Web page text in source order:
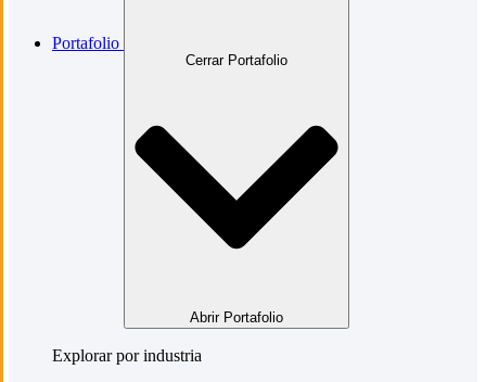
Portafolio
Cerrar Portafolio
Abrir Portafolio
Explorar por industria